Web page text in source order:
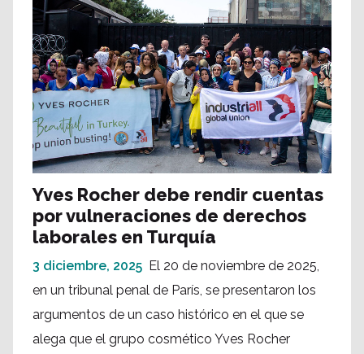
Yves Rocher debe rendir cuentas
por vulneraciones de derechos
laborales en Turquía
3 diciembre, 2025 El 20 de noviembre de 2025,
en un tribunal penal de París, se presentaron los
argumentos de un caso histórico en el que se
alega que el grupo cosmético Yves Rocher